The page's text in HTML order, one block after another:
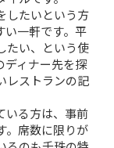
したいという方
い一軒です。平
たい、という使
ディナー先を探
レストランの記
いる方は、事前
。席数に限りが